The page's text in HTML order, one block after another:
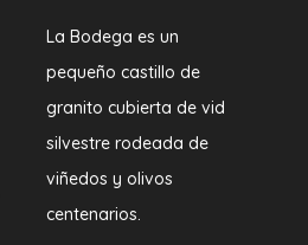
La Bodega es un
pequeño castillo de
granito cubierta de vid
silvestre rodeada de
viñedos y olivos
centenarios.